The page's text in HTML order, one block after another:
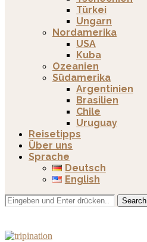
Türkei
Ungarn
Nordamerika
USA
Kuba
Ozeanien
Südamerika
Argentinien
Brasilien
Chile
Uruguay
Reisetipps
Über uns
Sprache
Deutsch
English
Search